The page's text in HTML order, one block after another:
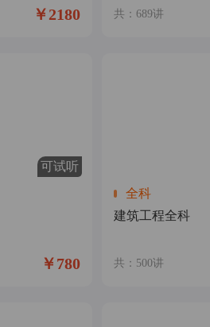
￥2180 共：689讲
可试听
￥780
全科
建筑工程全科
共：500讲